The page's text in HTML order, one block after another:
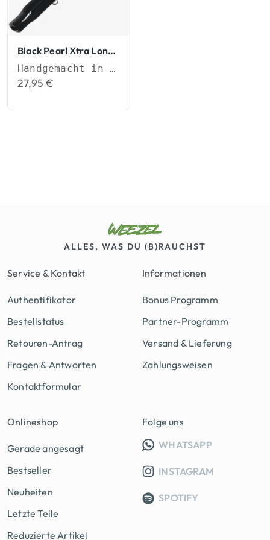
Black Pearl Xtra Long Tip Slim Tips
Handgemacht in Deutschland
27,95€
ALLES, WAS DU (B)RAUCHST
Service & Kontakt
Authentifikator
Bestellstatus
Retouren-Antrag
Fragen & Antworten
Kontaktformular
Informationen
Bonus Programm
Partner-Programm
Versand & Lieferung
Zahlungsweisen
Onlineshop
Gerade angesagt
Bestseller
Neuheiten
Letzte Teile
Reduzierte Artikel
Folge uns
WHATSAPPINFO
INSTAGRAM
SPOTIFY